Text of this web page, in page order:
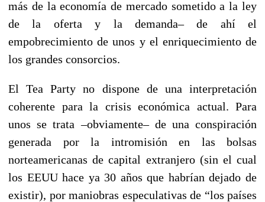
más de la economía de mercado sometido a la ley
de la oferta y la demanda– de ahí el
empobrecimiento de unos y el enriquecimiento de
los grandes consorcios.
El Tea Party no dispone de una interpretación
coherente para la crisis económica actual. Para
unos se trata –obviamente– de una conspiración
generada por la intromisión en las bolsas
norteamericanas de capital extranjero (sin el cual
los EEUU hace ya 30 años que habrían dejado de
existir), por maniobras especulativas de “los países